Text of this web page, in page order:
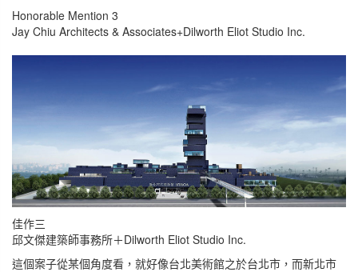
Honorable Mention 3
Jay Chiu Architects & Associates+Dilworth Eliot Studio Inc.
佳作三
邱文傑建築師事務所＋Dilworth Eliot Studio Inc.
這個案子從某個角度看，就好像台北美術館之於台北市，而新北市